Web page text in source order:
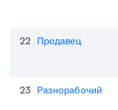
22 Продавец
23 Разнорабочий